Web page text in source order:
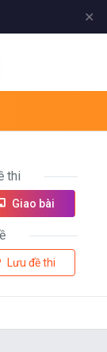
✕
thi
Giao bài
Lưu đề thi